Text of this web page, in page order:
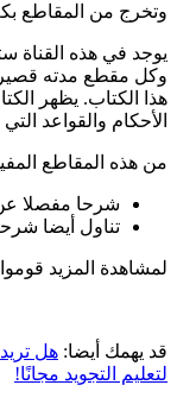
وتخرج من المقاطع
يوجد في هذه القناة
وكل مقطع مدته
هذا الكتاب. يظهر
الأحكام والقواعد
من هذه المقاطع
شرحا مفصلا
تناول أيضا
لمشاهدة المزيد
قد يهمك أيضا:
لتعليم التجويد مجانًا!